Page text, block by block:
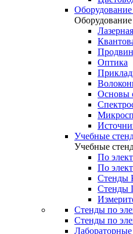
Оптика
Основы
Учебные
Учебные
По
По
Стенды
Стенды
Стенды по
Стенды по